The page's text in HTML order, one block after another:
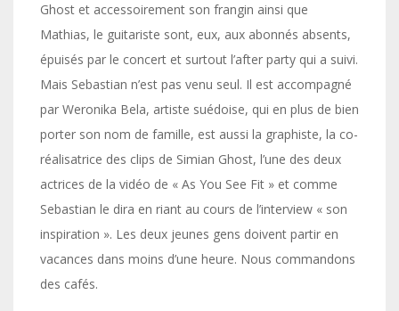
Ghost et accessoirement son frangin ainsi que
Mathias, le guitariste sont, eux, aux abonnés absents,
épuisés par le concert et surtout l’after party qui a suivi.
Mais Sebastian n’est pas venu seul. Il est accompagné
par Weronika Bela, artiste suédoise, qui en plus de bien
porter son nom de famille, est aussi la graphiste, la co-
réalisatrice des clips de Simian Ghost, l’une des deux
actrices de la vidéo de « As You See Fit » et comme
Sebastian le dira en riant au cours de l’interview « son
inspiration ». Les deux jeunes gens doivent partir en
vacances dans moins d’une heure. Nous commandons
des cafés.